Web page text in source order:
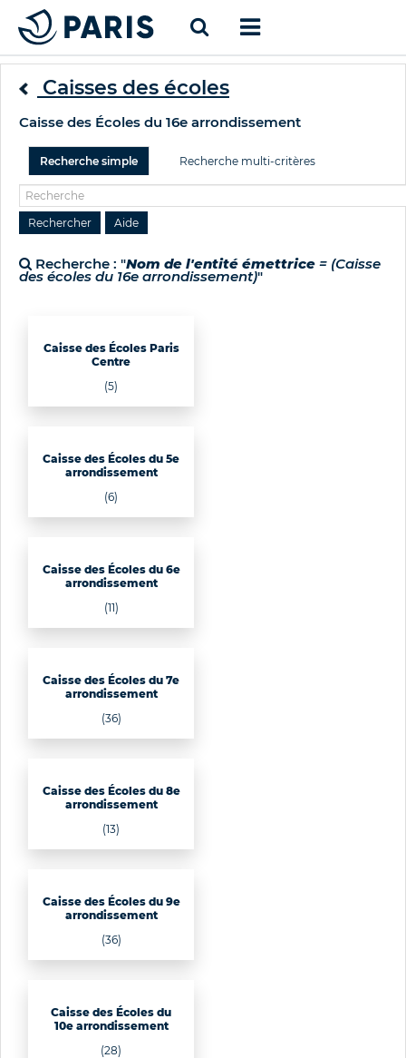
Caisses des écoles
Caisse des Écoles du 16e arrondissement
Recherche simple Recherche multi-critères
Recherche : "Nom de l'entité émettrice = (Caisse
des écoles du 16e arrondissement)"
Caisse des Écoles Paris
Centre
(5)
Caisse des Écoles du 5e
arrondissement
(6)
Caisse des Écoles du 6e
arrondissement
(11)
Caisse des Écoles du 7e
arrondissement
(36)
Caisse des Écoles du 8e
arrondissement
(13)
Caisse des Écoles du 9e
arrondissement
(36)
Caisse des Écoles du
10e arrondissement
(28)